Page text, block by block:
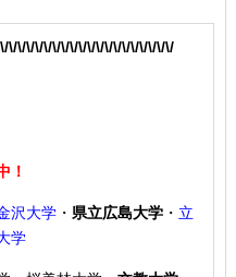
\/\/\/\/\/\/\/\/\/\/\/\/\/\/\/\/\/\/\/
！
沢大学・ 県立広島大学・ 立
学